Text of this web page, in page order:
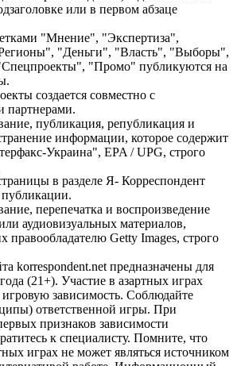
или в первом абзаце
"Мнение", "Экспертиза",
"Деньги", "Власть", "Выборы",
"Промо" публикуются на
создается совместно с
партнерами.
публикация, републикация и
информации, которое содержит
Украина", EPA / UPG, строго
в разделе Я- Корреспондент
публикации.
перепечатка и воспроизведение
аудиовизуальных материалов,
правообладателю Getty Images, строго
korrespondent.net предназначены для
(21+). Участие в азартных играх
зависимость. Соблюдайте
ответственной игры. При
признаков зависимости
к специалисту. Помните, что
играх не может являться источником